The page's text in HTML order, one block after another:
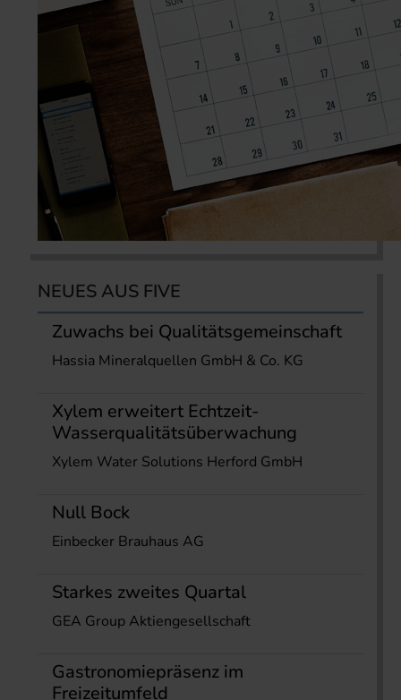
NEUES AUS FIVE
Zuwachs bei Qualitätsgemeinschaft
Hassia Mineralquellen GmbH & Co. KG
Xylem erweitert Echtzeit-
Wasserqualitätsüberwachung
Xylem Water Solutions Herford GmbH
Null Bock
Einbecker Brauhaus AG
Starkes zweites Quartal
GEA Group Aktiengesellschaft
Gastronomiepräsenz im
Freizeitumfeld